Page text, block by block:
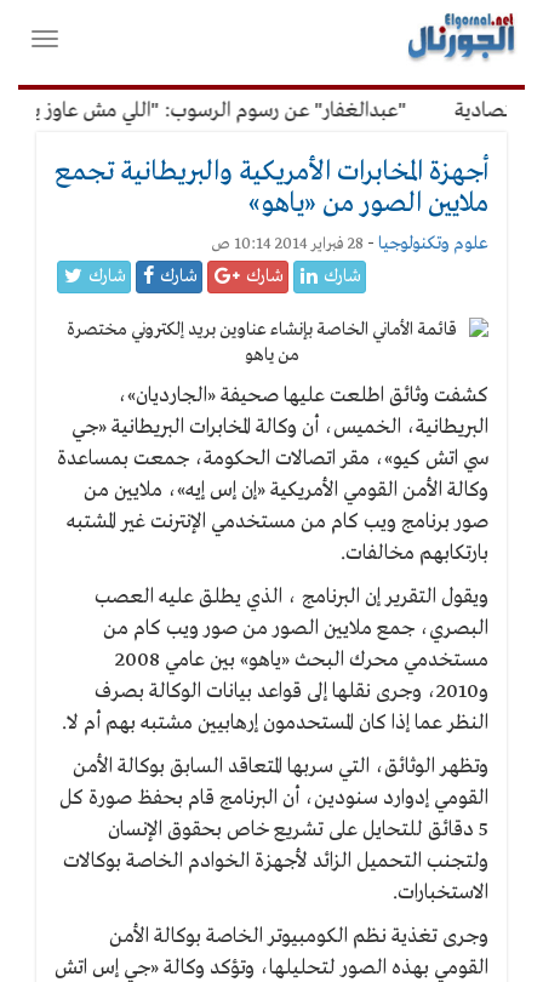
القائمة
الرئيسية
فتح
"عبدالغفار" عن رسوم الرسوب: "اللي مش عاوز يتعلم
أجهزة المخابرات الأمريكية والبريطانية تجمع
ملايين الصور من «ياهو»
علوم وتكنولوجيا - 28 فبراير 2014 10:14 ص
شارك شارك شارك شارك
كشفت وثائق اطلعت عليها صحيفة «الجارديان»،
البريطانية، الخميس، أن وكالة المخابرات البريطانية «جي
سي اتش كيو»، مقر اتصالات الحكومة، جمعت بمساعدة
وكالة الأمن القومي الأمريكية «إن إس إيه»، ملايين من
صور برنامج ويب كام من مستخدمي الإنترنت غير المشتبه
بارتكابهم مخالفات.
ويقول التقرير إن البرنامج ، الذي يطلق عليه العصب
البصري، جمع ملايين الصور من صور ويب كام من
مستخدمي محرك البحث «ياهو» بين عامي 2008
و2010، وجرى نقلها إلى قواعد بيانات الوكالة بصرف
النظر عما إذا كان المستحدمون إرهابيين مشتبه بهم أم لا.
وتظهر الوثائق، التي سربها المتعاقد السابق بوكالة الأمن
القومي إدوارد سنودين، أن البرنامج قام بحفظ صورة كل
5 دقائق للتحايل على تشريع خاص بحقوق الإنسان
ولتجنب التحميل الزائد لأجهزة الخوادم الخاصة بوكالات
الاستخبارات.
وجرى تغذية نظم الكومبيوتر الخاصة بوكالة الأمن
القومي بهذه الصور لتحليلها، وتؤكد وكالة «جي إس اتش